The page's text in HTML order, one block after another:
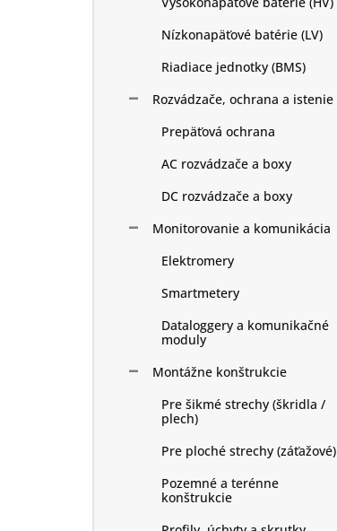
Nízkonapäťové batérie (LV)
Riadiace jednotky (BMS)
Rozvádzače, ochrana a istenie
Prepäťová ochrana
AC rozvádzače a boxy
DC rozvádzače a boxy
Monitorovanie a komunikácia
Elektromery
Smartmetery
Dataloggery a komunikačné
moduly
Montážne konštrukcie
Pre šikmé strechy (škridla /
plech)
Pre ploché strechy (záťažové)
Pozemné a terénne
konštrukcie